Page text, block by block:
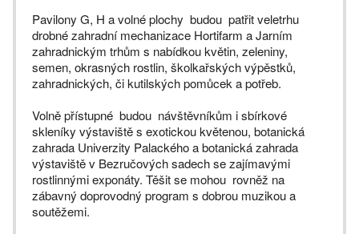
Pavilony G, H a volné plochy budou patřit veletrhu
drobné zahradní mechanizace Hortifarm a Jarním
zahradnickým trhům s nabídkou květin, zeleniny,
semen, okrasných rostlin, školkařských výpěstků,
zahradnických, či kutilských pomůcek a potřeb.
Volně přístupné budou návštěvníkům i sbírkové
skleníky výstaviště s exotickou květenou, botanická
zahrada Univerzity Palackého a botanická zahrada
výstaviště v Bezručových sadech se zajímavými
rostlinnými exponáty. Těšit se mohou rovněž na
zábavný doprovodný program s dobrou muzikou a
soutěžemi.